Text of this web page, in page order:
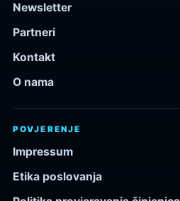
Newsletter
Partneri
Kontakt
O nama
POVJERENJE
Impressum
Etika poslovanja